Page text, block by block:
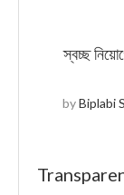
স্বচ্ছ
byBiplabi